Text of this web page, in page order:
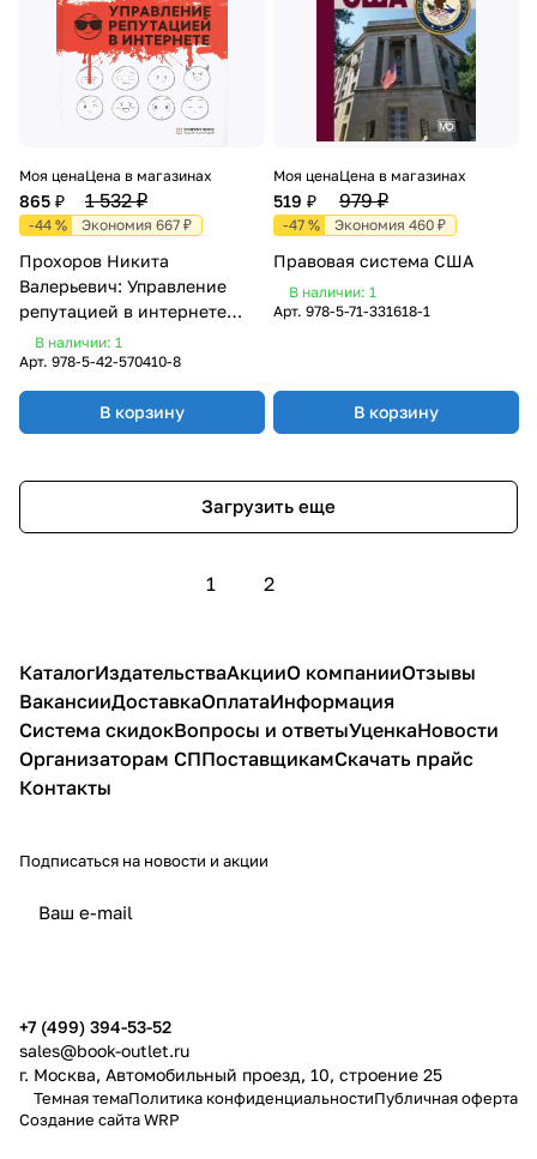
Моя цена
865 ₽
Цена в магазинах
1 532 ₽
-44 % Экономия 667 ₽
Прохоров Никита
Валерьевич: Управление
репутацией в интернете
(570410-8)
В наличии: 1
Арт. 978-5-42-570410-8
В корзину
Моя цена
519 ₽
Цена в магазинах
979 ₽
-47 % Экономия 460 ₽
Правовая система США
В наличии: 1
Арт. 978-5-71-331618-1
В корзину
Загрузить еще
1 2
КаталогИздательстваАкцииО компанииОтзывы
ВакансииДоставкаОплатаИнформация
Система скидокВопросы и ответыУценкаНовости
Организаторам СППоставщикамСкачать прайс
Контакты
Подписаться на новости и акции
+7 (499) 394-53-52
sales@book-outlet.ru
г. Москва, Автомобильный проезд, 10, строение 25
Темная темаПолитика конфиденциальностиПубличная оферта
Создание сайтаWRP